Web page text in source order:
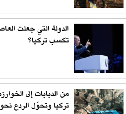
الدولة التي جعلت
تكسب تركيا؟
من الدبابات إلى
تركيا وتحوّل الردع